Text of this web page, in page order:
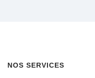
NOS SERVICES